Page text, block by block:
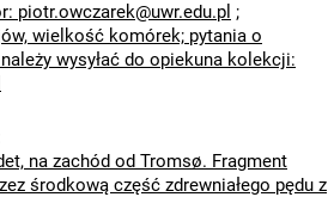
piotr.owczarek@uwr.edu.pl ;
wielkość komórek; pytania o
wysyłać do opiekuna kolekcji:
na zachód od Tromsø. Fragment
środkową część zdrewniałego pędu z